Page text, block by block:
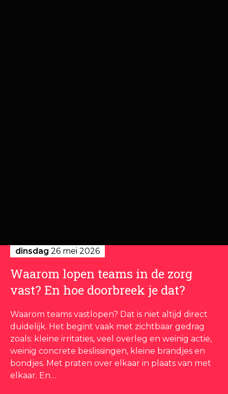
dinsdag 26 mei 2026
Waarom lopen teams in de zorg
vast? En hoe doorbreek je dat?
Waarom teams vastlopen? Dat is niet altijd direct
duidelijk. Het begint vaak met zichtbaar gedrag
zoals: kleine irritaties, veel overleg en weinig actie,
weinig concrete beslissingen, kleine brandjes en
bondjes. Met praten over elkaar in plaats van met
elkaar. En…